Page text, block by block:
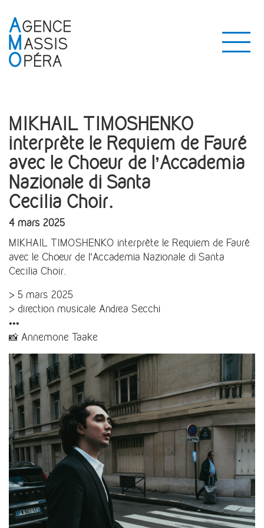
MIKHAIL TIMOSHENKO
interprète le Requiem de Fauré
avec le Choeur de l’Accademia
Nazionale di Santa
Cecilia Choir.
4 mars 2025
MIKHAIL TIMOSHENKO interprète le Requiem de Fauré
avec le Choeur de l’Accademia Nazionale di Santa
Cecilia Choir.
> 5 mars 2025
> direction musicale Andrea Secchi
•••
📸 Annemone Taake